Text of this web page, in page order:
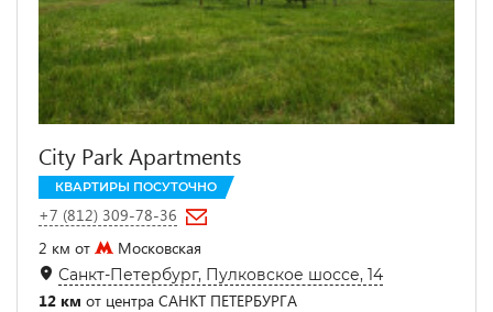
City Park Apartments
КВАРТИРЫ ПОСУТОЧНО
+7 (812) 309-78-36
2 км от
Московская
Санкт-Петербург, Пулковское шоссе, 14
12 км от центра САНКТ ПЕТЕРБУРГА